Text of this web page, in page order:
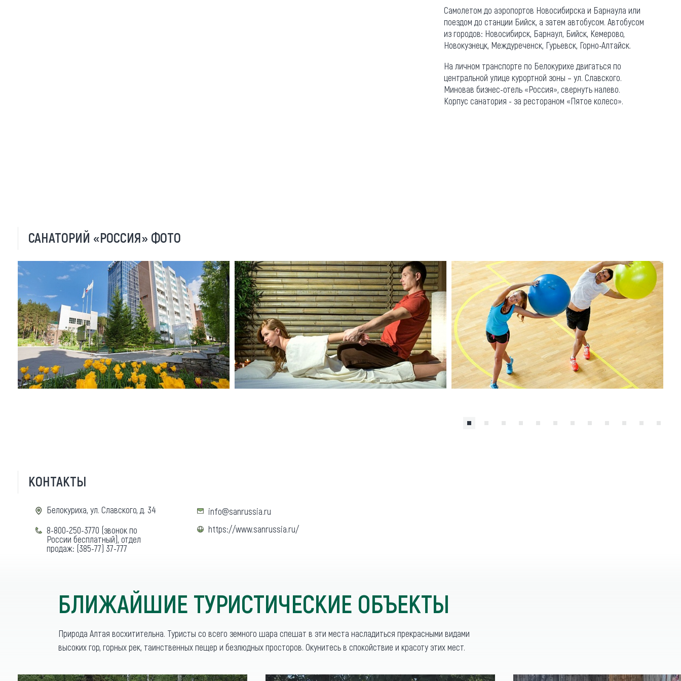
Самолетом до аэропортов Новосибирска и Барнаула или
поездом до станции Бийск, а затем автобусом. Автобусом
из городов: Новосибирск, Барнаул, Бийск, Кемерово,
Новокузнецк, Междуреченск, Гурьевск, Горно-Алтайск.
На личном транспорте по Белокурихе двигаться по
центральной улице курортной зоны – ул. Славского.
Миновав бизнес-отель «Россия», свернуть налево.
Корпус санатория - за рестораном «Пятое колесо».
САНАТОРИЙ «РОССИЯ» ФОТО
КОНТАКТЫ
Белокуриха, ул. Славского, д. 34
8-800-250-3770 (звонок по
России бесплатный), отдел
продаж: (385-77) 37-777
info@sanrussia.ru
https://www.sanrussia.ru/
БЛИЖАЙШИЕ ТУРИСТИЧЕСКИЕ ОБЪЕКТЫ
Природа Алтая восхитительна. Туристы со всего земного шара спешат в эти места насладиться прекрасными видами
высоких гор, горных рек, таинственных пещер и безлюдных просторов. Окунитесь в спокойствие и красоту этих мест.